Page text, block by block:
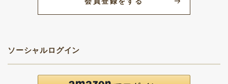
ソーシャルログイン